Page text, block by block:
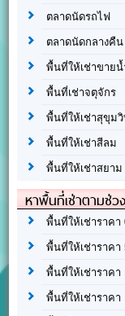
ตลาดนัดรถไฟ
ตลาดนัดกลางคืน
พื้นที่ให้เช่าขายน้
พื้นที่เช่าจตุจักร
พื้นที่ให้เช่าสุขุม
พื้นที่ให้เช่าสีลม
พื้นที่ให้เช่าสยาม
หาพื้นที่เช่าตามช่ว
พื้นที่ให้เช่าราคา
พื้นที่ให้เช่าราคา
พื้นที่ให้เช่าราคา
พื้นที่ให้เช่าราคา